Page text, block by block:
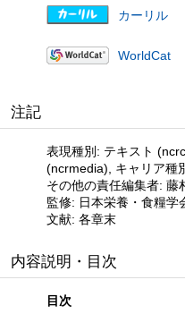
カーリル
WorldCat
注記
表現種別: テキスト
(ncrmedia), キャリア種
その他の責任編集者: 藤
監修: 日本栄養・食糧学
文献: 各章末
内容説明・目次
目次